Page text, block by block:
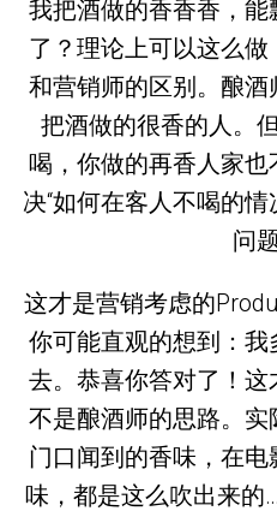
我把酒做的香香香，
了？理论上可以这么
和营销师的区别。酿
把酒做的很香的人。
喝，你做的再香人家
决“如何在客人不喝的
问题
这才是营销考虑的
你可能直观的想到：
去。恭喜你答对了！
不是酿酒师的思路。
门口闻到的香味，在
味，都是这么吹出来